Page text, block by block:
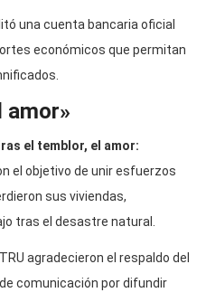
una cuenta bancaria oficial
económicos que permitan
amor»
el temblor, el amor:
el objetivo de unir esfuerzos
sus viviendas,
tras el desastre natural.
agradecieron el respaldo del
comunicación por difundir